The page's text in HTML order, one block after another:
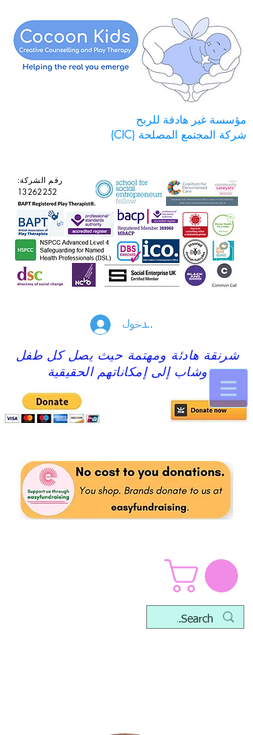
مؤسسة غير هادفة للربح
شركة المجتمع المصلحة (CIC)
رقم الشركة:
13262252
تسجيل الدخول
شرنقة هادئة ومهتمة حيث يصل كل طفل
وشاب إلى إمكاناتهم الحقيقية